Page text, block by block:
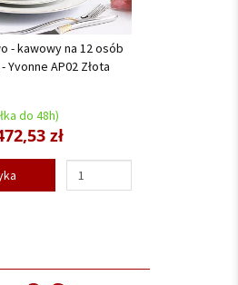
- kawowy na 12 osób
Yvonne AP02 Złota
do 48h)
zł